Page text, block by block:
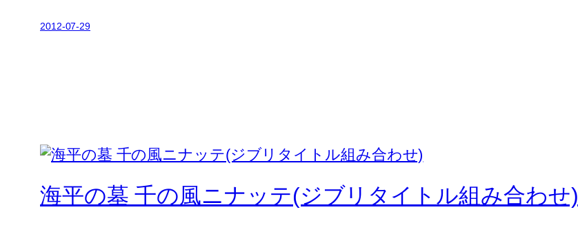
2012-07-29
海平の墓 千の風ニナッテ(ジブリタイトル組み合わせ)